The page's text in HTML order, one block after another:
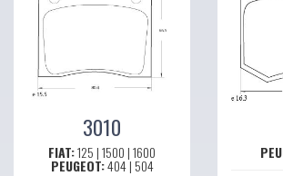
3010
FIAT:125 | 1500 | 1600
PEUGEOT:404 | 504